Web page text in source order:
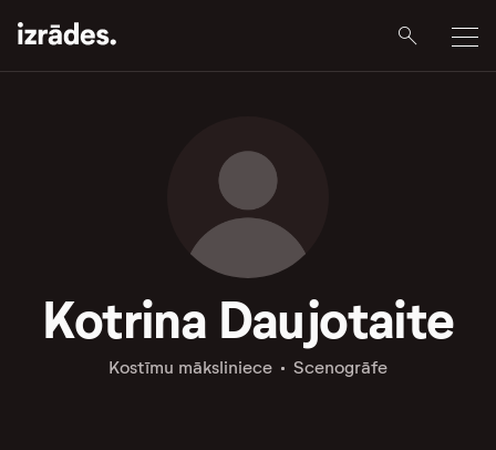
Kotrina Daujotaite
Kostīmu māksliniece Scenogrāfe